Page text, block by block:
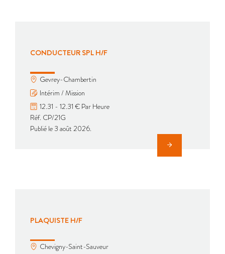
CONDUCTEUR SPL H/F
Gevrey-Chambertin
Intérim / Mission
12.31 - 12.31 € Par Heure
Réf. CP/21G
Publié le 3 août 2026.
PLAQUISTE H/F
Chevigny-Saint-Sauveur